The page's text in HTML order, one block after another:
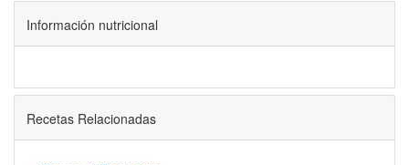
Información nutricional
Recetas Relacionadas